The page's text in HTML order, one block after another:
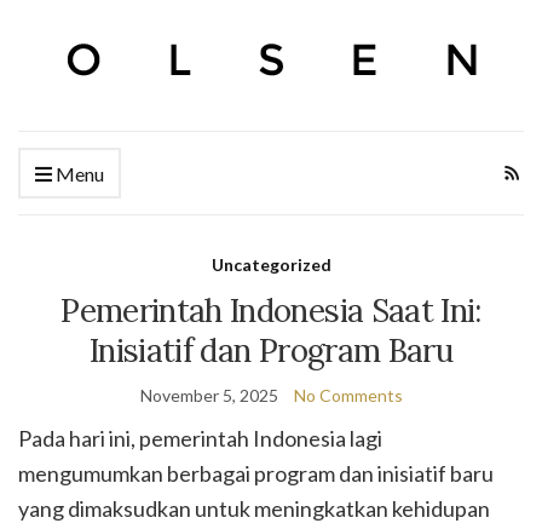
Menu
Uncategorized
Pemerintah Indonesia Saat Ini:
Inisiatif dan Program Baru
November 5, 2025 No Comments
Pada hari ini, pemerintah Indonesia lagi
mengumumkan berbagai program dan inisiatif baru
yang dimaksudkan untuk meningkatkan kehidupan